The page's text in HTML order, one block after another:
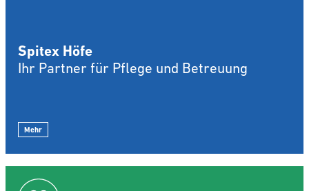
Spitex Höfe
Ihr Partner für Pflege und Betreuung
Mehr